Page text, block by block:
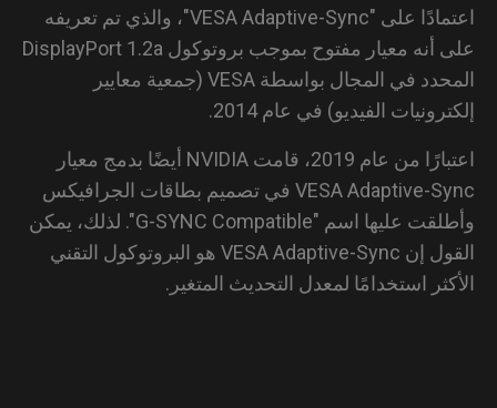
اعتمادًا على "VESA Adaptive-Sync"، والذي تم تعريفه
على أنه معيار مفتوح بموجب بروتوكول DisplayPort 1.2a
المحدد في المجال بواسطة VESA (جمعية معايير
الفيديو) في عام 2014.
اعتبارًا من عام 2019، قامت NVIDIA أيضًا بدمج معيار
VESA Adaptive-Sync في تصميم بطاقات الجرافيكس
وأطلقت عليها اسم "G-SYNC Compatible". لذلك، يمكن
القول إن VESA Adaptive-Sync هو البروتوكول التقني
استخدامًا لمعدل التحديث المتغير.